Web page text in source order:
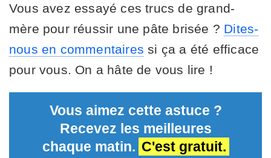
Vous avez essayé ces trucs de grand-
mère pour réussir une pâte brisée ? Dites-
nous en commentaires si ça a été efficace
pour vous. On a hâte de vous lire !
Vous aimez cette astuce ?
Recevez les meilleures
chaque matin. C'est gratuit.